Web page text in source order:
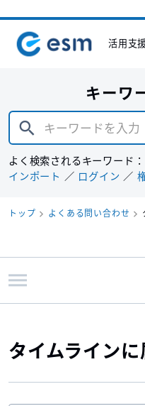
活用支
キーワ
よく検索されるキーワード：
インポート
ログイン
トップ よくある問い合わせ
タイムライン